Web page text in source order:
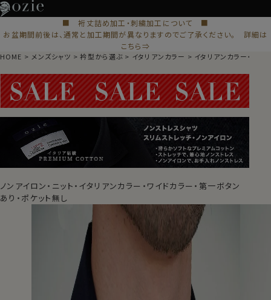
■ 裄丈詰め加工・刺繍加工について ■
お盆期間前後は、通常と加工期間が異なりますのでご了承ください。 詳細は
こちら⇒
HOME メンズシャツ 衿型から選ぶ イタリアンカラー イタリアンカラー・ワイド
ノンアイロン・ニット・イタリアンカラー・ワイドカラー・第一ボタン
あり・ポケット無し